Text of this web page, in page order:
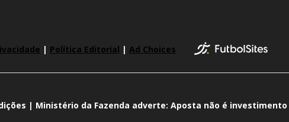
| Política Editorial | Ad Choices
| Ministério da Fazenda adverte: Aposta não é